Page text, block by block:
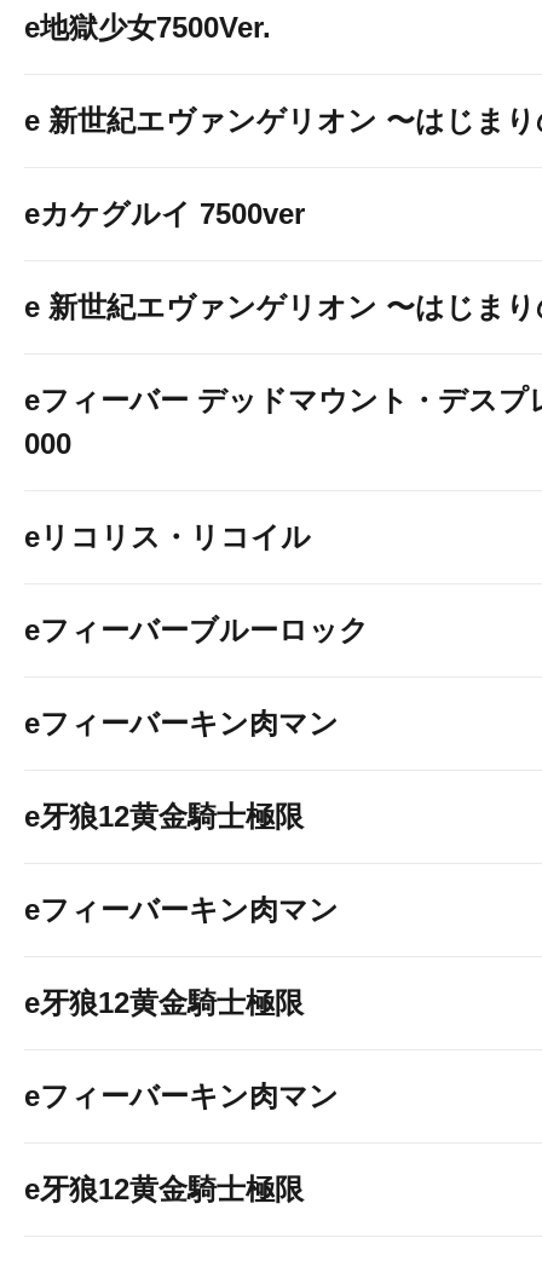
e地獄少女7500Ver.
e 新世紀エヴァンゲリオン 〜はじま
eカケグルイ 7500ver
e 新世紀エヴァンゲリオン 〜はじま
eフィーバー デッドマウント・デスプ
000
eリコリス・リコイル
eフィーバーブルーロック
eフィーバーキン肉マン
e牙狼12黄金騎士極限
eフィーバーキン肉マン
e牙狼12黄金騎士極限
eフィーバーキン肉マン
e牙狼12黄金騎士極限